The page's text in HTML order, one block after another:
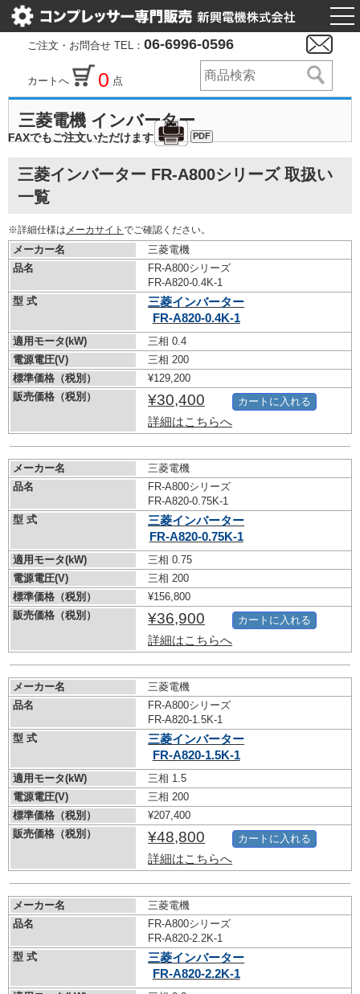
ご注文・お問合せ TEL： 06-6996-0596
カートへ 0 点
三菱電機 インバーター
FAXでもご注文いただけます PDF
三菱インバーター FR-A800シリーズ 取扱い
一覧
※詳細仕様は メーカサイト でご確認ください。
メーカー名
三菱電機
品名
FR-A800シリーズ
FR-A820-0.4K-1
型 式
三菱インバーター
FR-A820-0.4K-1
適用モータ(kW)
三相 0.4
電源電圧(V)
三相 200
標準価格（税別）
¥129,200
販売価格（税別）
¥30,400
詳細はこちらへ
カートに入れる
メーカー名
三菱電機
品名
FR-A800シリーズ
FR-A820-0.75K-1
型 式
三菱インバーター
FR-A820-0.75K-1
適用モータ(kW)
三相 0.75
電源電圧(V)
三相 200
標準価格（税別）
¥156,800
販売価格（税別）
¥36,900
詳細はこちらへ
カートに入れる
メーカー名
三菱電機
品名
FR-A800シリーズ
FR-A820-1.5K-1
型 式
三菱インバーター
FR-A820-1.5K-1
適用モータ(kW)
三相 1.5
電源電圧(V)
三相 200
標準価格（税別）
¥207,400
販売価格（税別）
¥48,800
詳細はこちらへ
カートに入れる
メーカー名
三菱電機
品名
FR-A800シリーズ
FR-A820-2.2K-1
型 式
三菱インバーター
FR-A820-2.2K-1